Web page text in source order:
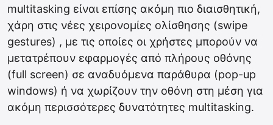
multitasking είναι επίσης ακόμη πιο διαισθητική,
χάρη στις νέες χειρονομίες ολίσθησης (swipe
gestures) , με τις οποίες οι χρήστες μπορούν να
μετατρέπουν εφαρμογές από πλήρους οθόνης
(full screen) σε αναδυόμενα παράθυρα (pop-up
windows) ή να χωρίζουν την οθόνη στη μέση για
ακόμη περισσότερες δυνατότητες multitasking.